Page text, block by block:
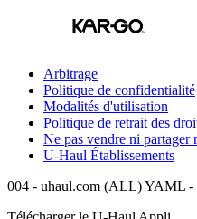
Arbitrage
Politique de confidentialité
Modalités d'utilisation
Politique de retrait des
Ne pas vendre ni partager
U-Haul Établissements
004 - uhaul.com (ALL) YAML -